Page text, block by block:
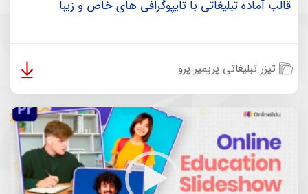
قالب آماده تبلیغاتی با تایپوگرافی های خاص و زیبا
تیزر تبلیغاتی پریمیر پرو